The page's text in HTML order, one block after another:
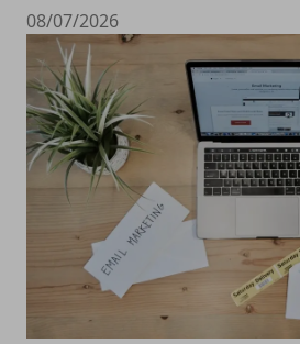
08/07/2026